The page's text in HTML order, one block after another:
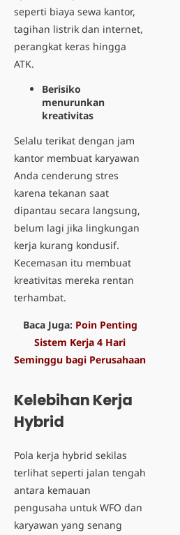
seperti biaya sewa kantor,
tagihan listrik dan internet,
perangkat keras hingga
ATK.
Berisiko
menurunkan
kreativitas
Selalu terikat dengan jam
kantor membuat karyawan
Anda cenderung stres
karena tekanan saat
dipantau secara langsung,
belum lagi jika lingkungan
kerja kurang kondusif.
Kecemasan itu membuat
kreativitas mereka rentan
terhambat.
Baca Juga: Poin Penting
Sistem Kerja 4 Hari
Seminggu bagi Perusahaan
Kelebihan Kerja
Hybrid
Pola kerja hybrid sekilas
terlihat seperti jalan tengah
antara kemauan
pengusaha untuk WFO dan
karyawan yang senang